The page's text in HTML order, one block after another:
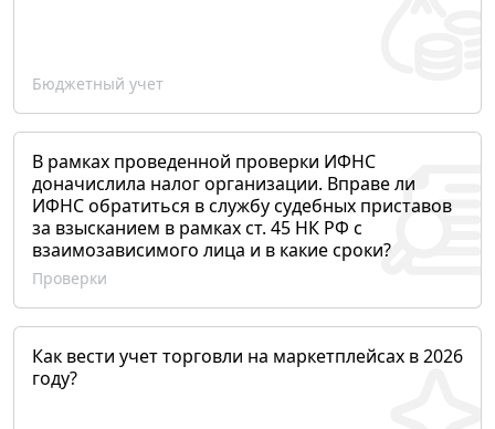
Бюджетный учет
В рамках проведенной проверки ИФНС
доначислила налог организации. Вправе ли
ИФНС обратиться в службу судебных приставов
за взысканием в рамках ст. 45 НК РФ с
взаимозависимого лица и в какие сроки?
Проверки
Как вести учет торговли на маркетплейсах в 2026
году?